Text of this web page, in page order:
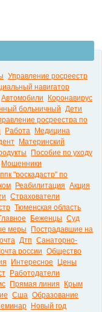
Управление росреестр
навигатор
Автомобили
Коронавирус
больничный Дети
росреестра по
Работа
Медицина
Материнский
Пособие по уходу
Мошенники
"роскадастр" по
Реабилитация Акция
Страхователи
Тюменская область
Беженцы Суд
меры
Пострадавшие на
Дтп Санаторно-
россии Общество
Интересное
Цены
Работодатели
Прямая линия
Крым
Сша Образование
Новый год